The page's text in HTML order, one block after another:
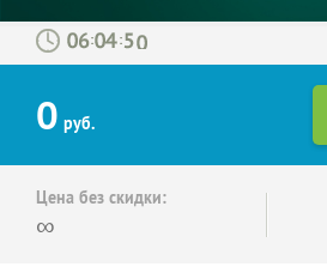
: :
0 руб.
Цена без скидки:
∞